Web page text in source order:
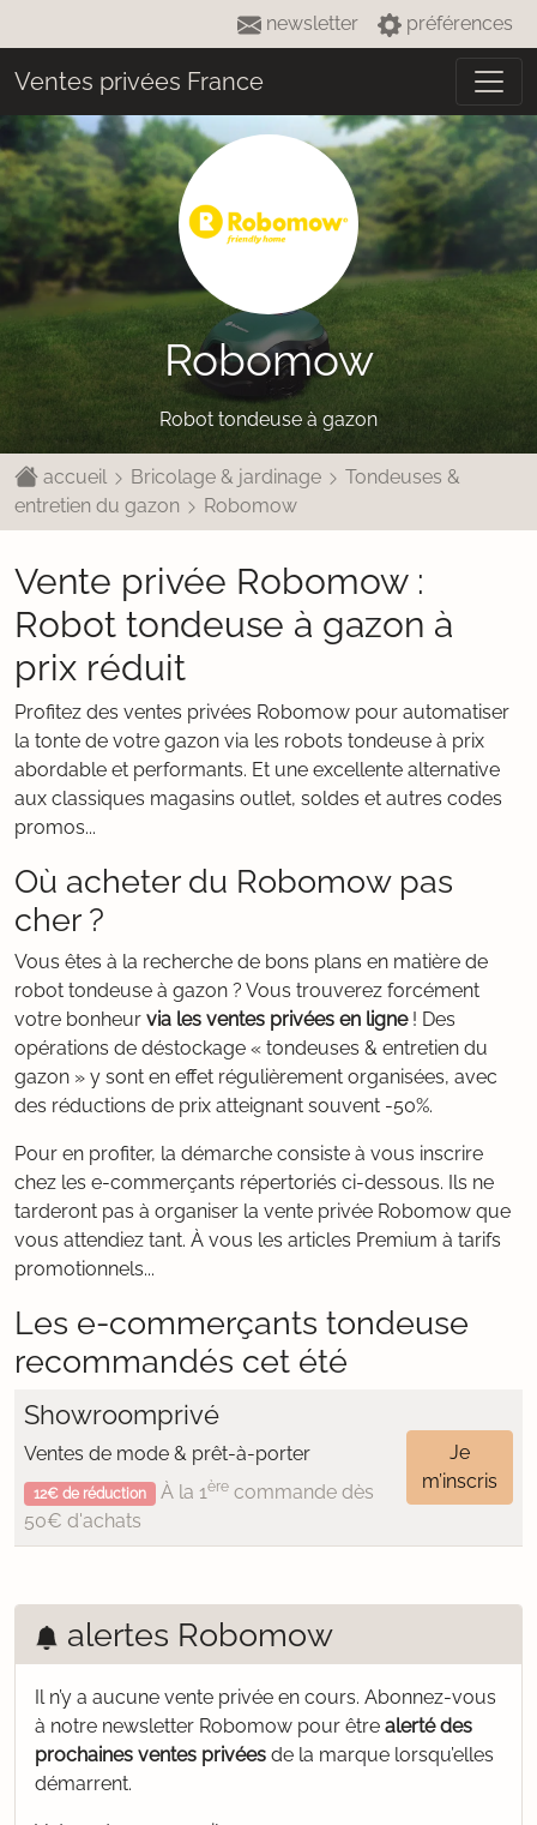
newsletter préférences
Ventes privées France
Robomow
Robot tondeuse à gazon
accueil Bricolage & jardinage
Tondeuses &
entretien du gazon
Robomow
Vente privée Robomow :
Robot tondeuse à gazon à
prix réduit
Profitez des ventes privées Robomow pour automatiser
la tonte de votre gazon via les robots tondeuse à prix
abordable et performants. Et une excellente alternative
aux classiques magasins outlet, soldes et autres codes
promos...
Où acheter du Robomow pas
cher ?
Vous êtes à la recherche de bons plans en matière de
robot tondeuse à gazon ? Vous trouverez forcément
votre bonheur via les ventes privées en ligne! Des
opérations de déstockage « tondeuses & entretien du
gazon » y sont en effet régulièrement organisées, avec
des réductions de prix atteignant souvent -50%.
Pour en profiter, la démarche consiste à vous inscrire
chez les e-commerçants répertoriés ci-dessous. Ils ne
tarderont pas à organiser la vente privée Robomow que
vous attendiez tant. À vous les articles Premium à tarifs
promotionnels...
Les e-commerçants tondeuse
recommandés cet été
Showroomprivé
Ventes de mode & prêt-à-porter
12€ de réduction À la 1èrecommande dès
50€ d'achats
Je
m’inscris
alertes Robomow
Il n’y a aucune vente privée en cours. Abonnez-vous
à notre newsletter Robomow pour être alerté des
prochaines ventes privées de la marque lorsqu’elles
démarrent.